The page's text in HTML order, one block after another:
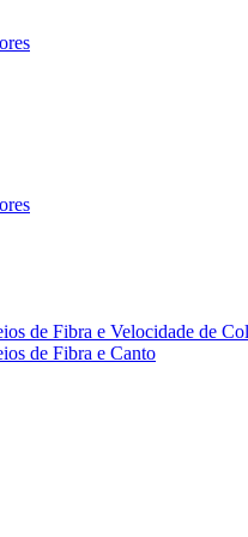
de Pássaros
de Fibra e Velocidade de
de Fibra e Canto